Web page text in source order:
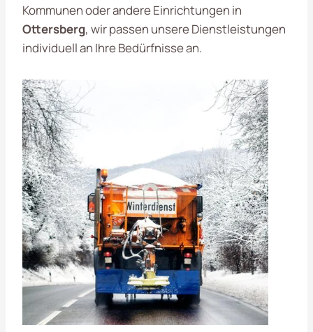
Kommunen oder andere Einrichtungen in
Ottersberg, wir passen unsere Dienstleistungen
individuell an Ihre Bedürfnisse an.